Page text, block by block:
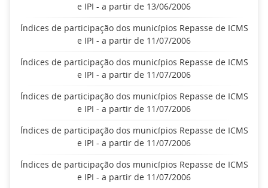
e IPI - a partir de 13/06/2006
Índices de participação dos municípios Repasse de ICMS
e IPI - a partir de 11/07/2006
Índices de participação dos municípios Repasse de ICMS
e IPI - a partir de 11/07/2006
Índices de participação dos municípios Repasse de ICMS
e IPI - a partir de 11/07/2006
Índices de participação dos municípios Repasse de ICMS
e IPI - a partir de 11/07/2006
Índices de participação dos municípios Repasse de ICMS
e IPI - a partir de 11/07/2006